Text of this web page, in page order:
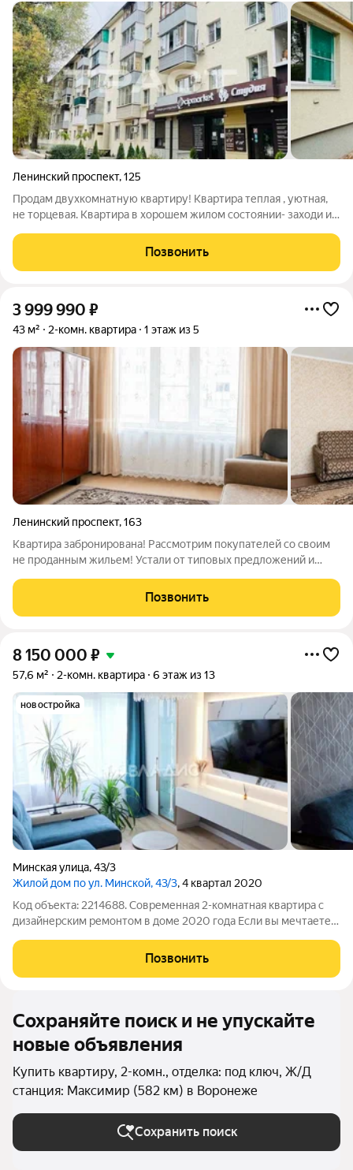
Ленинский проспект,125
Продам двухкомнатную квартиру! Квартира теплая , уютная,
не торцевая. Квартира в хорошем жилом состоянии- заходи и
поменяны коммуникации. В подъезде идет ремонт.
Благоустроенная территория. Окна
Позвонить
3 999 990 ₽
43 м² 2-комн. квартира 1 этаж из 5
Ленинский проспект,163
Квартира забронирована! Рассмотрим покупателей со своим
не проданным жильем! Устали от типовых предложений и
настоящим домом, наполненным светом, теплом и
счастливыми моментами? Тогда это объявление
Позвонить
8 150 000 ₽
57,6 м² 2-комн. квартира 6 этаж из 13
новостройка
Минская улица,43/3
Жилой дом по ул. Минской, 43/3, 4 квартал 2020
Код объекта: 2214688. Современная 2-комнатная квартира с
дизайнерским ремонтом в доме 2020 года Если вы мечтаете
сделки, не тратя время и деньги на ремонт, этот вариант стоит
вашего внимания.
Позвонить
Сохраняйте поиск и не упускайте
новые объявления
Купить квартиру, 2-комн., отделка: под ключ, Ж/Д
станция: Максимир (582 км) в Воронеже
Сохранить поиск